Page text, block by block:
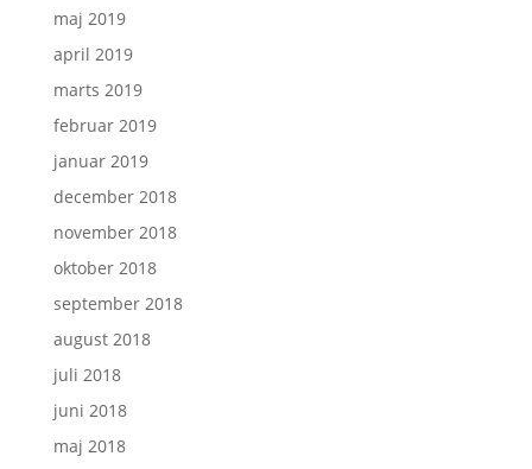
maj 2019
april 2019
marts 2019
februar 2019
januar 2019
december 2018
november 2018
oktober 2018
september 2018
august 2018
juli 2018
juni 2018
maj 2018